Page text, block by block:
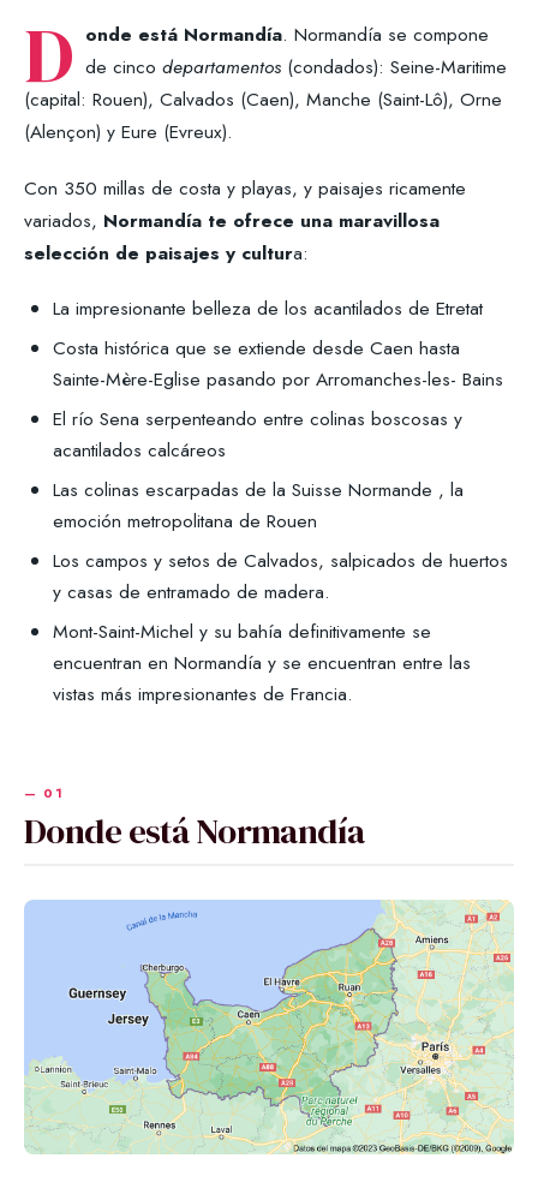
D onde está Normandía. Normandía se compone
de cinco departamentos (condados): Seine-Maritime
(capital: Rouen), Calvados (Caen), Manche (Saint-Lô), Orne
(Alençon) y Eure (Evreux).
Con 350 millas de costa y playas, y paisajes ricamente
variados, Normandía te ofrece una maravillosa
selección de paisajes y cultura:
La impresionante belleza de los acantilados de Etretat
Costa histórica que se extiende desde Caen hasta
Sainte-Mère-Eglise pasando por Arromanches-les- Bains
El río Sena serpenteando entre colinas boscosas y
acantilados calcáreos
Las colinas escarpadas de la Suisse Normande , la
emoción metropolitana de Rouen
Los campos y setos de Calvados, salpicados de huertos
y casas de entramado de madera.
Mont-Saint-Michel y su bahía definitivamente se
encuentran en Normandía y se encuentran entre las
vistas más impresionantes de Francia.
Donde está Normandía